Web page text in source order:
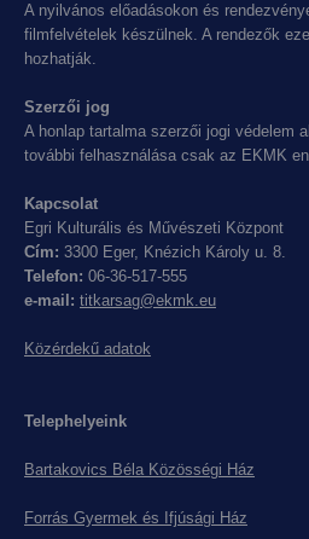
A nyilvános előadásokon és
filmfelvételek készülnek. A rendezők
hozhatják.
Szerzői jog
A honlap tartalma szerzői jogi védelem
további felhasználása csak az EKMK
Kapcsolat
Egri Kulturális és Művészeti Központ
Cím: 3300 Eger, Knézich Károly u. 8.
Telefon: 06-36-517-555
e-mail: titkarsag@ekmk.eu
Közérdekű adatok
Telephelyeink
Bartakovics Béla Közösségi Ház
Forrás Gyermek és Ifjúsági Ház